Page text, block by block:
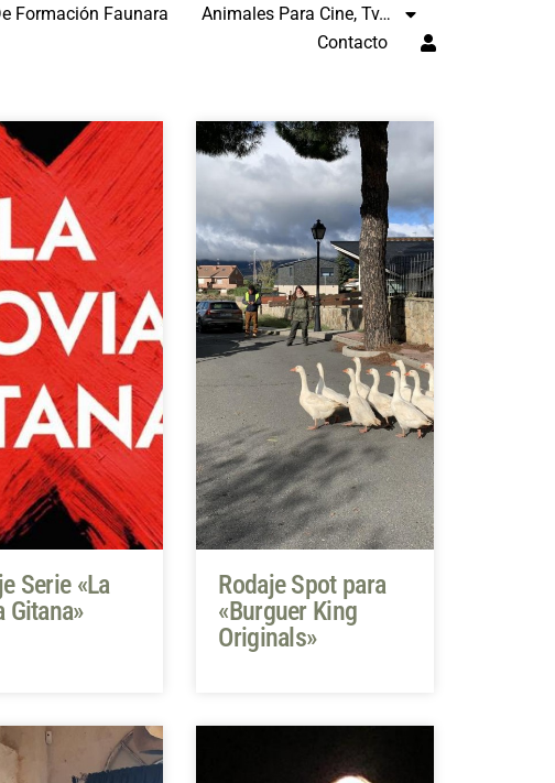
Formación Faunara
Animales Para Cine, Tv…
Contacto
Serie «La
Gitana»
Rodaje Spot para
«Burguer King
Originals»